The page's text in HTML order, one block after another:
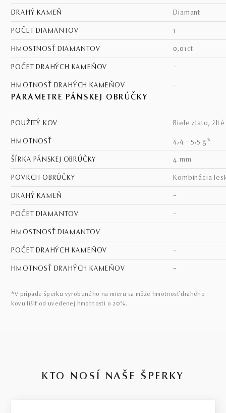
DRAHÝ KAMEŇ diamant
POČET DIAMANTOV 1
HMOSTNOSŤ DIAMANTOV 0,01ct
POČET DRAHÝCH KAMEŇOV –
HMOTNOSŤ DRAHÝCH KAMEŇOV –
PARAMETRE PÁNSKEJ OBRÚČKY
POUŽITÝ KOV biele zlato,
HMOTNOSŤ 4,4 - 5,5 g*
ŠÍRKA PÁNSKEJ OBRÚČKY 4 mm
POVRCH OBRÚČKY kombinácia
DRAHÝ KAMEŇ –
POČET DIAMANTOV –
HMOSTNOSŤ DIAMANTOV –
POČET DRAHÝCH KAMEŇOV –
HMOTNOSŤ DRAHÝCH KAMEŇOV –
*V prípade šperku vyrobeného na mieru sa môže hmotnosť drahého
kovu líšiť od uvedenej hmotnosti o 20%.
KTO NOSÍ NAŠE ŠPERKY